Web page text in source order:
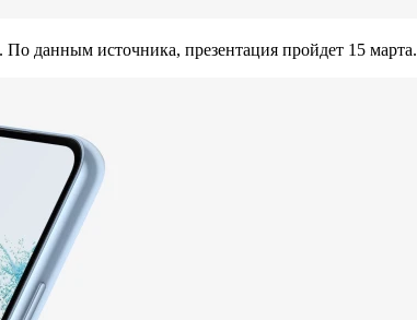
данным источника, презентация пройдет 15 марта.